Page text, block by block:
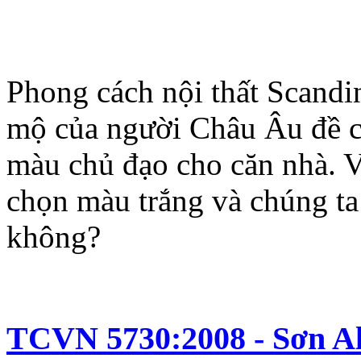
Phong cách nội thất
mộ của người Châu Âu đề
màu chủ đạo cho căn nhà.
chọn màu trắng và chúng
không?
TCVN 5730:2008 - Sơn